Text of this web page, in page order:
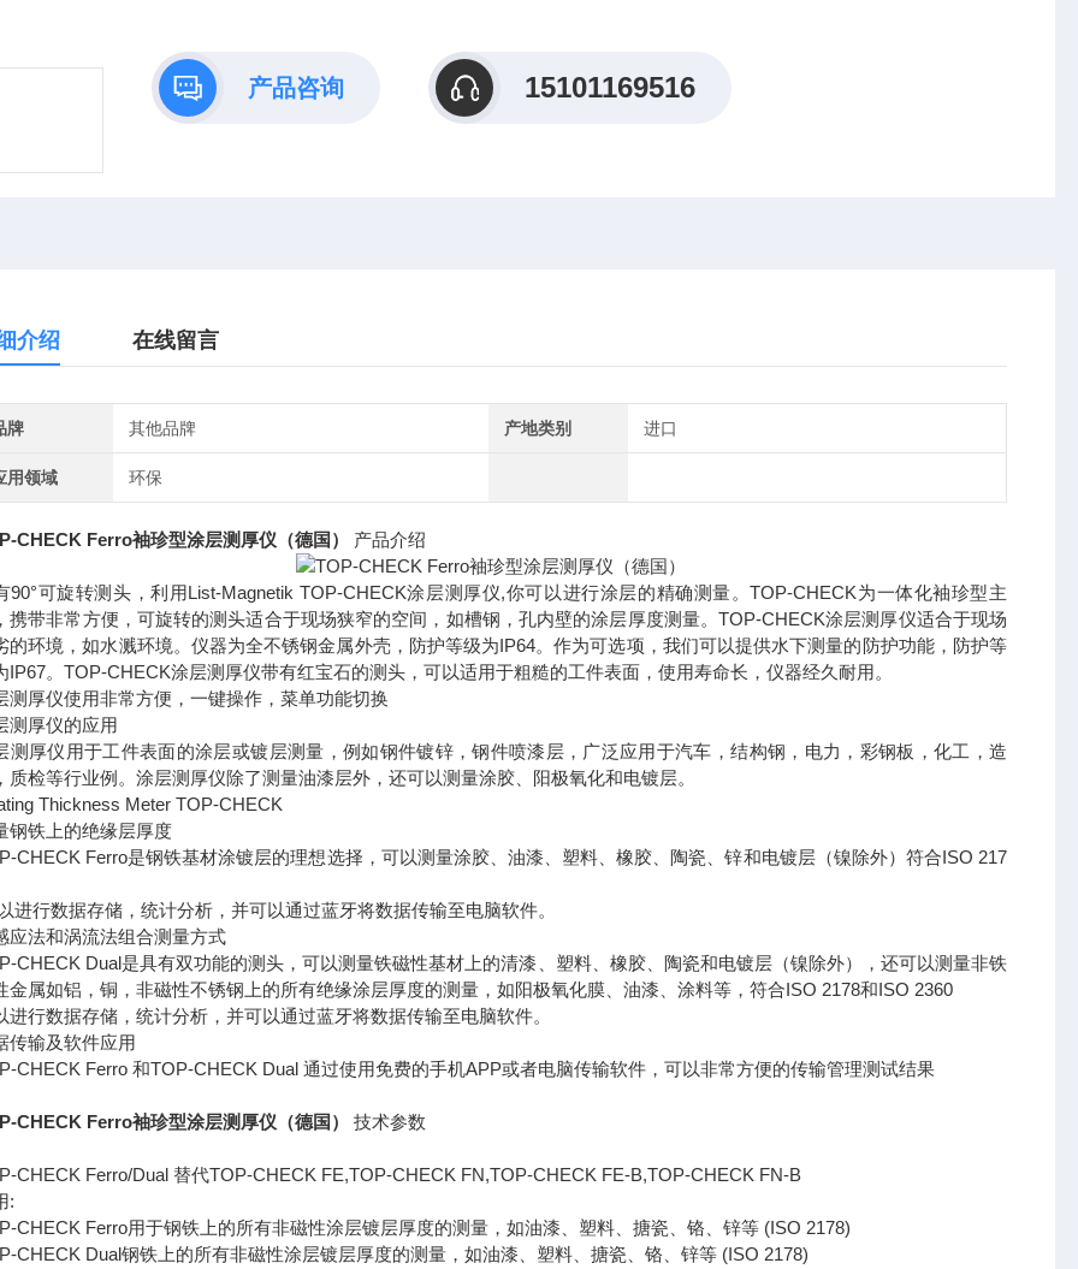
产品咨询 15101169516
介绍 在线留言
牌 其他品牌 产地类别 进口
用领域 环保
CHECK Ferro袖珍型涂层测厚仪（德国） 产品介绍
90°可旋转测头，利用List-Magnetik TOP-CHECK涂层测厚仪,你可以进行涂层的精确测量。TOP-CHECK为一体化袖珍型主
携带非常方便，可旋转的测头适合于现场狭窄的空间，如槽钢，孔内壁的涂层厚度测量。TOP-CHECK涂层测厚仪适合于现场
的环境，如水溅环境。仪器为全不锈钢金属外壳，防护等级为IP64。作为可选项，我们可以提供水下测量的防护功能，防护等
IP67。TOP-CHECK涂层测厚仪带有红宝石的测头，可以适用于粗糙的工件表面，使用寿命长，仪器经久耐用。
测厚仪使用非常方便，一键操作，菜单功能切换
测厚仪的应用
测厚仪用于工件表面的涂层或镀层测量，例如钢件镀锌，钢件喷漆层，广泛应用于汽车，结构钢，电力，彩钢板，化工，造
质检等行业例。涂层测厚仪除了测量油漆层外，还可以测量涂胶、阳极氧化和电镀层。
Thickness Meter TOP-CHECK
钢铁上的绝缘层厚度
CHECK Ferro是钢铁基材涂镀层的理想选择，可以测量涂胶、油漆、塑料、橡胶、陶瓷、锌和电镀层（镍除外）符合ISO 217
进行数据存储，统计分析，并可以通过蓝牙将数据传输至电脑软件。
应法和涡流法组合测量方式
CHECK Dual是具有双功能的测头，可以测量铁磁性基材上的清漆、塑料、橡胶、陶瓷和电镀层（镍除外），还可以测量非铁
金属如铝，铜，非磁性不锈钢上的所有绝缘涂层厚度的测量，如阳极氧化膜、油漆、涂料等，符合ISO 2178和ISO 2360
进行数据存储，统计分析，并可以通过蓝牙将数据传输至电脑软件。
传输及软件应用
CHECK Ferro 和TOP-CHECK Dual 通过使用免费的手机APP或者电脑传输软件，可以非常方便的传输管理测试结果
CHECK Ferro袖珍型涂层测厚仪（德国） 技术参数
CHECK Ferro/Dual 替代TOP-CHECK FE,TOP-CHECK FN,TOP-CHECK FE-B,TOP-CHECK FN-B
:
CHECK Ferro用于钢铁上的所有非磁性涂层镀层厚度的测量，如油漆、塑料、搪瓷、铬、锌等 (ISO 2178)
CHECK Dual钢铁上的所有非磁性涂层镀层厚度的测量，如油漆、塑料、搪瓷、铬、锌等 (ISO 2178)